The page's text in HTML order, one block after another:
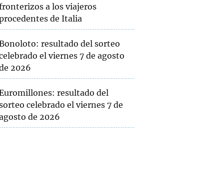
a los viajeros
de Italia
resultado del sorteo
el viernes 7 de agosto
2026
resultado del
celebrado el viernes 7 de
de 2026